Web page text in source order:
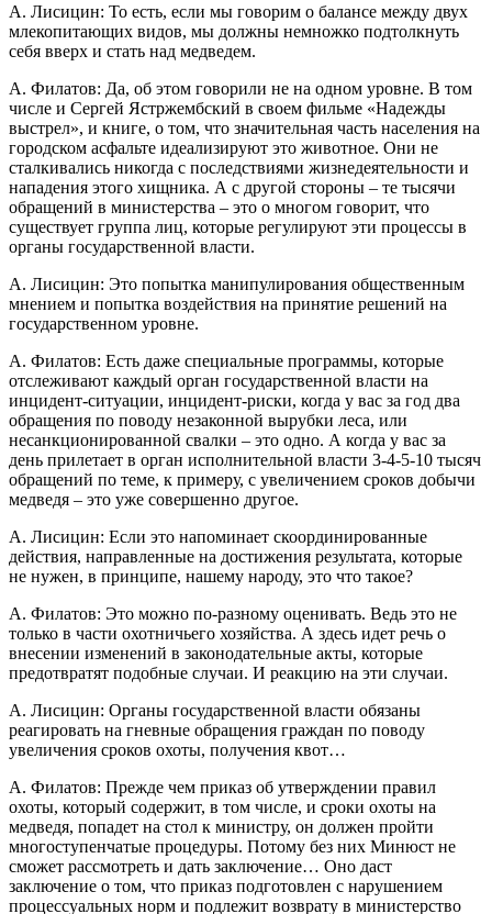
А. Лисицин: То есть, если мы говорим о балансе между двух
млекопитающих видов, мы должны немножко подтолкнуть
себя вверх и стать над медведем.
А. Филатов: Да, об этом говорили не на одном уровне. В том
числе и Сергей Ястржембский в своем фильме «Надежды
выстрел», и книге, о том, что значительная часть населения на
городском асфальте идеализируют это животное. Они не
сталкивались никогда с последствиями жизнедеятельности и
нападения этого хищника. А с другой стороны – те тысячи
обращений в министерства – это о многом говорит, что
существует группа лиц, которые регулируют эти процессы в
органы государственной власти.
А. Лисицин: Это попытка манипулирования общественным
мнением и попытка воздействия на принятие решений на
государственном уровне.
А. Филатов: Есть даже специальные программы, которые
отслеживают каждый орган государственной власти на
инцидент-ситуации, инцидент-риски, когда у вас за год два
обращения по поводу незаконной вырубки леса, или
несанкционированной свалки – это одно. А когда у вас за
день прилетает в орган исполнительной власти 3-4-5-10 тысяч
обращений по теме, к примеру, с увеличением сроков добычи
медведя – это уже совершенно другое.
А. Лисицин: Если это напоминает скоординированные
действия, направленные на достижения результата, которые
не нужен, в принципе, нашему народу, это что такое?
А. Филатов: Это можно по-разному оценивать. Ведь это не
только в части охотничьего хозяйства. А здесь идет речь о
внесении изменений в законодательные акты, которые
предотвратят подобные случаи. И реакцию на эти случаи.
А. Лисицин: Органы государственной власти обязаны
реагировать на гневные обращения граждан по поводу
увеличения сроков охоты, получения квот…
А. Филатов: Прежде чем приказ об утверждении правил
охоты, который содержит, в том числе, и сроки охоты на
медведя, попадет на стол к министру, он должен пройти
многоступенчатые процедуры. Потому без них Минюст не
сможет рассмотреть и дать заключение… Оно даст
заключение о том, что приказ подготовлен с нарушением
процессуальных норм и подлежит возврату в министерство